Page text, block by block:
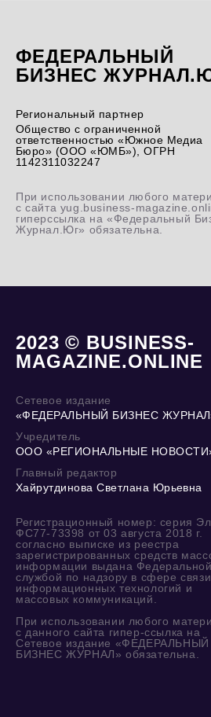
ФЕДЕРАЛЬНЫЙ
БИЗНЕС
Региональный партнер
Общество с ограниченной
ответственностью «Южное Медиа
Бюро» (ООО «ЮМБ»), ОГРН
1142311032247
При использовании любого
с сайта yug.business-
гиперссылка на «Федеральный
Журнал.Юг» обязательна.
2023 © BUSINESS-
MAGAZINE.ONLINE
Сетевое издание
«ФЕДЕРАЛЬНЫЙ БИЗНЕС
Учредитель
ООО «РЕГИОНАЛЬНЫЕ
Главный редактор
Хайрутдинова Светлана Юрьевна
Регистрационный номер: серия
ФС77-73398 от 03 августа 2018 г.
согласно выписке из реестра
зарегистрированных средств
информации выдана Федеральной
службой по надзору в сфере связи,
информационных технологий и
массовых коммуникаций.
При использовании любого
с данного сайта гипер-ссылка на
Сетевое издание «ФЕДЕРАЛЬНЫЙ
БИЗНЕС ЖУРНАЛ» обязательна.